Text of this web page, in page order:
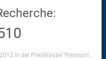
in der Preisklasse 'Premium'.